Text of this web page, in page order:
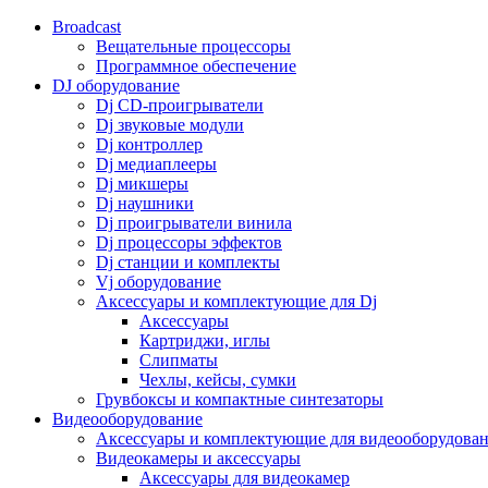
Broadcast
Вещательные процессоры
Программное обеспечение
DJ оборудование
Dj CD-проигрыватели
Dj звуковые модули
Dj контроллер
Dj медиаплееры
Dj микшеры
Dj наушники
Dj проигрыватели винила
Dj процессоры эффектов
Dj станции и комплекты
Vj оборудование
Аксессуары и комплектующие для Dj
Аксессуары
Картриджи, иглы
Слипматы
Чехлы, кейсы, сумки
Грувбоксы и компактные синтезаторы
Видеооборудование
Аксессуары и комплектующие для
Видеокамеры и аксессуары
Аксессуары для видеокамер